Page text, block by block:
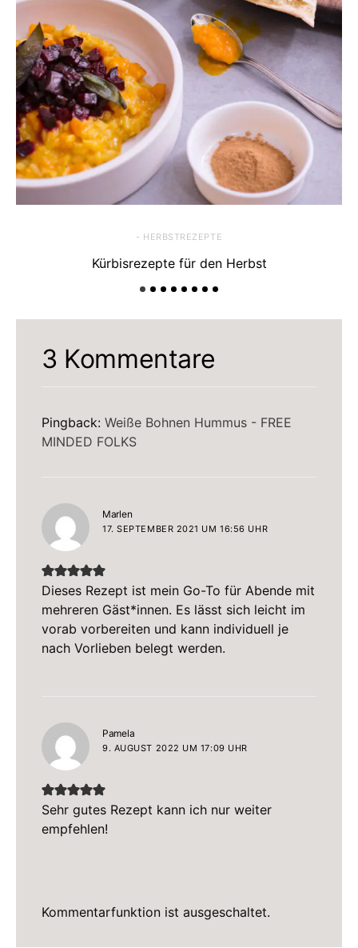
- HERBSTREZEPTE
Kürbisrezepte für den Herbst
3 Kommentare
Pingback: Weiße Bohnen Hummus - FREE
MINDED FOLKS
Marlen
17. SEPTEMBER 2021 UM 16:56 UHR
Dieses Rezept ist mein Go-To für Abende mit
mehreren Gäst*innen. Es lässt sich leicht im
vorab vorbereiten und kann individuell je
nach Vorlieben belegt werden.
Pamela
9. AUGUST 2022 UM 17:09 UHR
Sehr gutes Rezept kann ich nur weiter
empfehlen!
Kommentarfunktion ist ausgeschaltet.